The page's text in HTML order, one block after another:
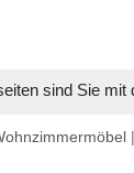
sind Sie